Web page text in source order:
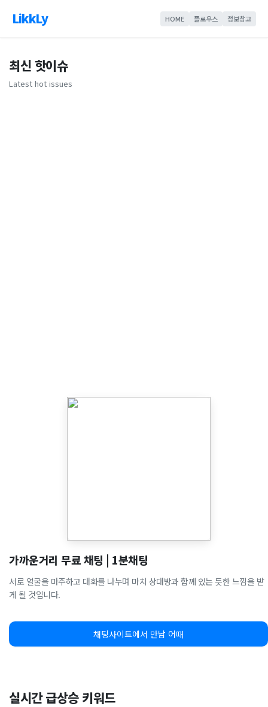
LikkLy HOME 플로우스 정보창고
최신 핫이슈
Latest hot issues
가까운거리 무료 채팅 | 1분채팅
서로 얼굴을 마주하고 대화를 나누며 마치 상대방과 함께 있는 듯한 느낌을 받
게 될 것입니다.
채팅사이트에서 만남 어때
실시간 급상승 키워드